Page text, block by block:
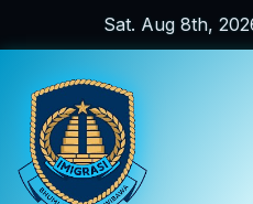
to
content
Sat. Aug 8th,